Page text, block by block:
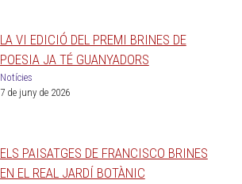
LA VI EDICIÓ DEL PREMI BRINES DE
POESIA JA TÉ GUANYADORS
Notícies
7 de juny de 2026
ELS PAISATGES DE FRANCISCO BRINES
EN EL REAL JARDÍ BOTÀNIC